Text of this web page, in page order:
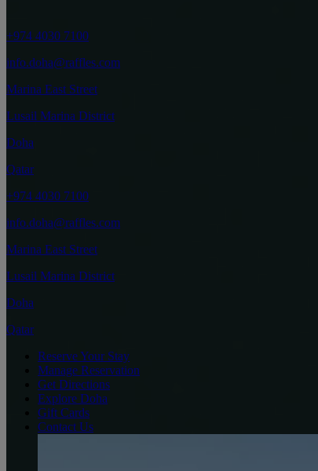
+974 4030 7100
info.doha@raffles.com
Marina East Street
Lusail Marina District
Doha
Qatar
+974 4030 7100
info.doha@raffles.com
Marina East Street
Lusail Marina District
Doha
Qatar
Reserve Your Stay
Manage Reservation
Get Directions
Explore Doha
Gift Cards
Contact Us